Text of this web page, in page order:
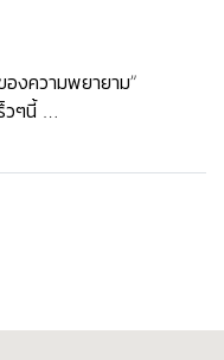
งความพยายาม”
ๆนี้ …